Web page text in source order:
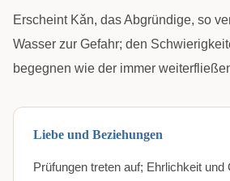
Erscheint Kǎn, das Abgründige, so
Wasser zur Gefahr; den
begegnen wie der immer
Liebe und Beziehungen
Prüfungen treten auf; Ehrlichkeit und